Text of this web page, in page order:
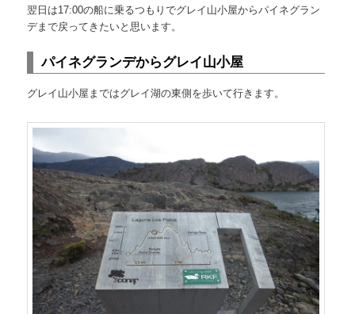
翌日は17:00の船に乗るつもりでグレイ山小屋からパイネグラン
デまで戻ってきたいと思います。
パイネグランデからグレイ山小屋
グレイ山小屋まではグレイ湖の東側を歩いて行きます。